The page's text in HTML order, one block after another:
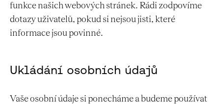
funkce našich webových stránek. Rádi zodpovíme
dotazy uživatelů, pokud si nejsou jisti, které
informace jsou povinné.
Ukládání osobních údajů
Vaše osobní údaje si ponecháme a budeme používat